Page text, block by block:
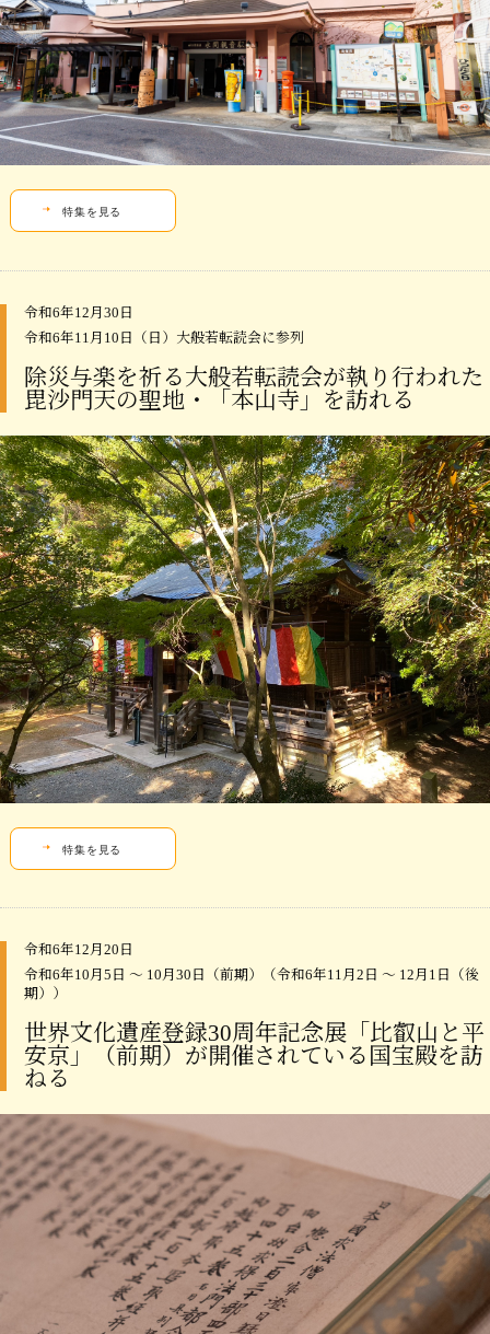
特集を見る
令和6年12月30日
令和6年11月10日（日）大般若転読会に参列
除災与楽を祈る大般若転読会が執り行われた
毘沙門天の聖地・「本山寺」を訪れる
特集を見る
令和6年12月20日
令和6年10月5日 ～ 10月30日（前期）（令和6年11月2日 ～ 12月1日（後
期））
世界文化遺産登録30周年記念展「比叡山と平
安京」（前期）が開催されている国宝殿を訪
ねる